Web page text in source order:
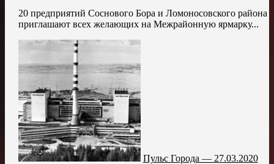
20 предприятий Соснового Бора и Ломоносовского района
приглашают всех желающих на Межрайонную ярмарку...
Пульс Города — 27.03.2020